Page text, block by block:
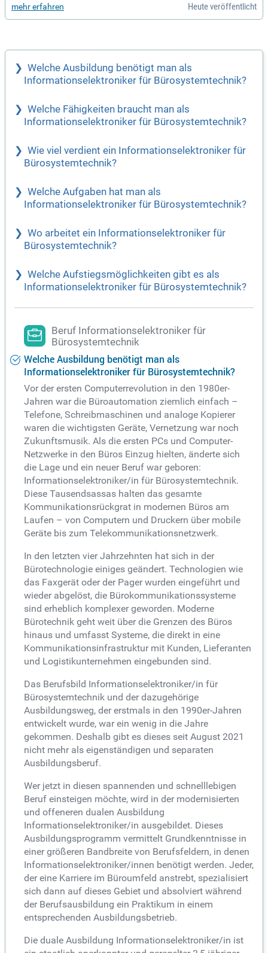
matiker*in Systemintegration (m/w/d); Kaufmann*frau für B
üromanagement (m/w/d).
mehr erfahren Heute veröffentlicht
Welche Ausbildung benötigt man als
Informationselektroniker für Bürosystemtechnik?
Welche Fähigkeiten braucht man als
Informationselektroniker für Bürosystemtechnik?
Wie viel verdient ein Informationselektroniker für
Bürosystemtechnik?
Welche Aufgaben hat man als
Informationselektroniker für Bürosystemtechnik?
Wo arbeitet ein Informationselektroniker für
Bürosystemtechnik?
Welche Aufstiegsmöglichkeiten gibt es als
Informationselektroniker für Bürosystemtechnik?
Beruf Informationselektroniker für
Bürosystemtechnik
Welche Ausbildung benötigt man als
Informationselektroniker für Bürosystemtechnik?
Vor der ersten Computerrevolution in den 1980er-
Jahren war die Büroautomation ziemlich einfach –
Telefone, Schreibmaschinen und analoge Kopierer
waren die wichtigsten Geräte, Vernetzung war noch
Zukunftsmusik. Als die ersten PCs und Computer-
Netzwerke in den Büros Einzug hielten, änderte sich
die Lage und ein neuer Beruf war geboren:
Informationselektroniker/in für Bürosystemtechnik.
Diese Tausendsassas halten das gesamte
Kommunikationsrückgrat in modernen Büros am
Laufen – von Computern und Druckern über mobile
Geräte bis zum Telekommunikationsnetzwerk.
In den letzten vier Jahrzehnten hat sich in der
Bürotechnologie einiges geändert. Technologien wie
das Faxgerät oder der Pager wurden eingeführt und
wieder abgelöst, die Bürokommunikationssysteme
sind erheblich komplexer geworden. Moderne
Bürotechnik geht weit über die Grenzen des Büros
hinaus und umfasst Systeme, die direkt in eine
Kommunikationsinfrastruktur mit Kunden, Lieferanten
und Logistikunternehmen eingebunden sind.
Das Berufsbild Informationselektroniker/in für
Bürosystemtechnik und der dazugehörige
Ausbildungsweg, der erstmals in den 1990er-Jahren
entwickelt wurde, war ein wenig in die Jahre
gekommen. Deshalb gibt es dieses seit August 2021
nicht mehr als eigenständigen und separaten
Ausbildungsberuf.
Wer jetzt in diesen spannenden und schnelllebigen
Beruf einsteigen möchte, wird in der modernisierten
und offeneren dualen Ausbildung
Informationselektroniker/in ausgebildet. Dieses
Ausbildungsprogramm vermittelt Grundkenntnisse in
einer größeren Bandbreite von Berufsfeldern, in denen
Informationselektroniker/innen benötigt werden. Jeder,
der eine Karriere im Büroumfeld anstrebt, spezialisiert
sich dann auf dieses Gebiet und absolviert während
der Berufsausbildung ein Praktikum in einem
entsprechenden Ausbildungsbetrieb.
Die duale Ausbildung Informationselektroniker/in ist